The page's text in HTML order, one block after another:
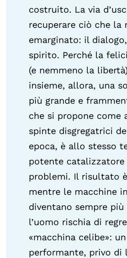
costruito. La via
recuperare ciò che la
emarginato: il
spirito. Perché la
(e nemmeno la
insieme, allora, una
più grande e
che si propone come
spinte disgregatrici
epoca, è allo stesso
potente catalizzatore
problemi. Il risultato
mentre le macchine
diventano sempre
l’uomo rischia di
«macchina celibe»:
performante, privo di